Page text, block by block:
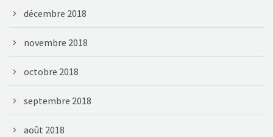
décembre 2018
novembre 2018
octobre 2018
septembre 2018
août 2018